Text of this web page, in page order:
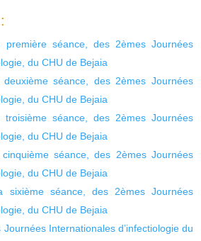
séance, des 2èmes Journées
du CHU de Bejaia
séance, des 2èmes Journées
du CHU de Bejaia
séance, des 2èmes Journées
du CHU de Bejaia
séance, des 2èmes Journées
du CHU de Bejaia
sixième séance, des 2èmes Journées
du CHU de Bejaia
Internationales d’infectiologie du